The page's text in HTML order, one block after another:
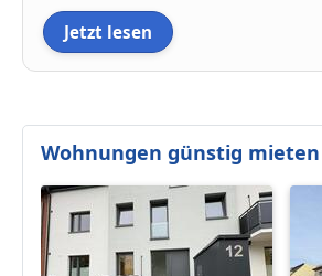
Jetzt lesen
Wohnungen günstig